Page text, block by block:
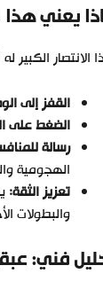
يعني هذا
الانتصار الكبير
القفز إلى
الضغط على
رسالة
الهجومية
تعزيز الثقة:
والبطولات
فني: